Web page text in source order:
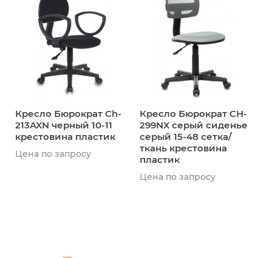
Кресло Бюрократ Ch-
213AXN черный 10-11
крестовина пластик
Цена по запросу
Кресло Бюрократ CH-
299NX серый сиденье
серый 15-48 сетка/
ткань крестовина
пластик
Цена по запросу